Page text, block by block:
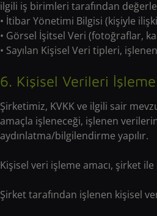
ilgili iş birimleri tarafından
• İtibar Yönetimi Bilgisi (kişiyle
• Görsel İşitsel Veri (fotoğraflar,
• Sayılan Kişisel Veri tipleri,
6. Kişisel Verileri İşleme
Şirketimiz, KVKK ve ilgili sair
amaçla işleneceği, işlenen
aydınlatma/bilgilendirme yapılır.
Kişisel veri işleme amacı, şirket
Şirket tarafından işlenen kişisel